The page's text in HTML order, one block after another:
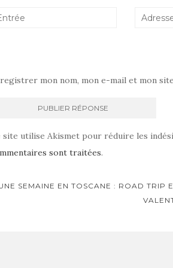
mon nom, mon e-mail et mon
site utilise Akismet pour réduire les
sont traitées.
SEMAINE EN TOSCANE : ROAD TRIP